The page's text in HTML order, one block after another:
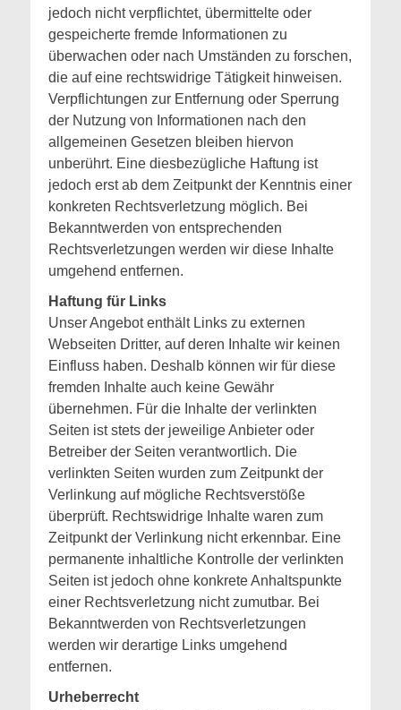
jedoch nicht verpflichtet, übermittelte oder
gespeicherte fremde Informationen zu
überwachen oder nach Umständen zu forschen,
die auf eine rechtswidrige Tätigkeit hinweisen.
Verpflichtungen zur Entfernung oder Sperrung
der Nutzung von Informationen nach den
allgemeinen Gesetzen bleiben hiervon
unberührt. Eine diesbezügliche Haftung ist
jedoch erst ab dem Zeitpunkt der Kenntnis einer
konkreten Rechtsverletzung möglich. Bei
Bekanntwerden von entsprechenden
Rechtsverletzungen werden wir diese Inhalte
umgehend entfernen.
Haftung für Links
Unser Angebot enthält Links zu externen
Webseiten Dritter, auf deren Inhalte wir keinen
Einfluss haben. Deshalb können wir für diese
fremden Inhalte auch keine Gewähr
übernehmen. Für die Inhalte der verlinkten
Seiten ist stets der jeweilige Anbieter oder
Betreiber der Seiten verantwortlich. Die
verlinkten Seiten wurden zum Zeitpunkt der
Verlinkung auf mögliche Rechtsverstöße
überprüft. Rechtswidrige Inhalte waren zum
Zeitpunkt der Verlinkung nicht erkennbar. Eine
permanente inhaltliche Kontrolle der verlinkten
Seiten ist jedoch ohne konkrete Anhaltspunkte
einer Rechtsverletzung nicht zumutbar. Bei
Bekanntwerden von Rechtsverletzungen
werden wir derartige Links umgehend
entfernen.
Urheberrecht